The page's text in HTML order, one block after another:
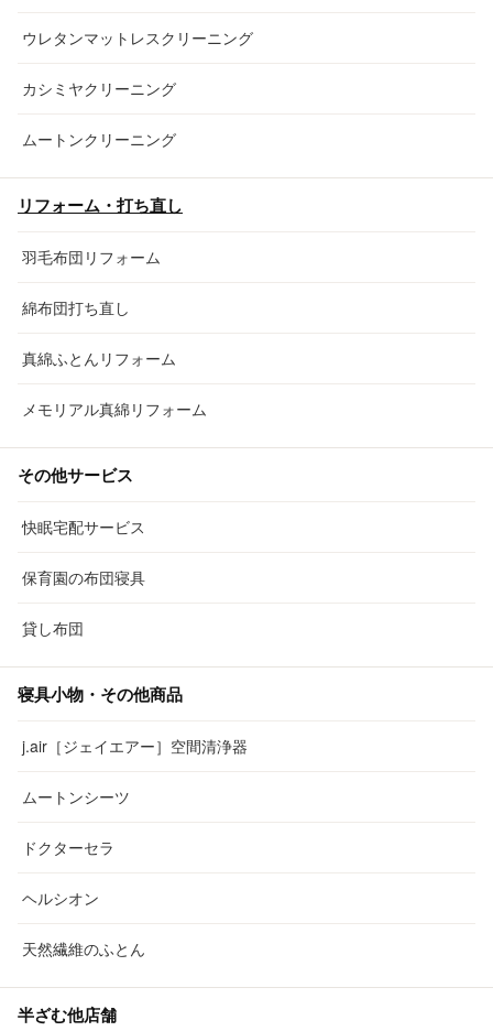
ウレタンマットレスクリーニング
カシミヤクリーニング
ムートンクリーニング
リフォーム・打ち直し
羽毛布団リフォーム
綿布団打ち直し
真綿ふとんリフォーム
メモリアル真綿リフォーム
その他サービス
快眠宅配サービス
保育園の布団寝具
貸し布団
寝具小物・その他商品
j.air［ジェイエアー］空間清浄器
ムートンシーツ
ドクターセラ
ヘルシオン
天然繊維のふとん
半ざむ他店舗